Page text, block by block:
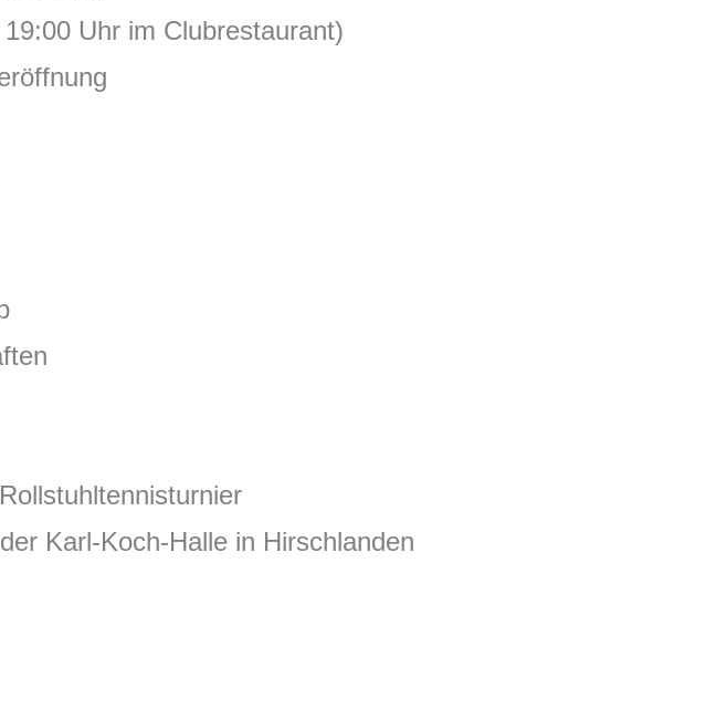
Uhr im Clubrestaurant)
Koch-Halle in Hirschlanden